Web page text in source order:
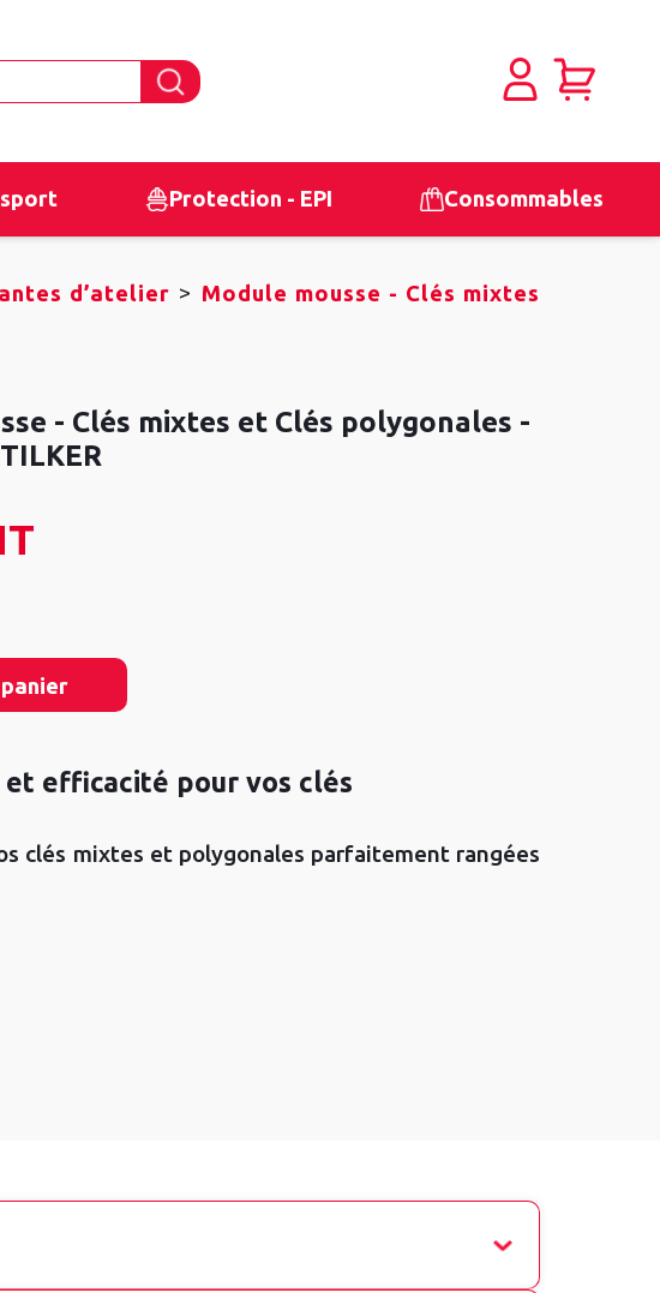
Protection - EPI Consommables
d’atelier > Module mousse - Clés mixtes
- Clés mixtes et Clés polygonales -
et efficacité pour vos clés
clés mixtes et polygonales parfaitement rangées